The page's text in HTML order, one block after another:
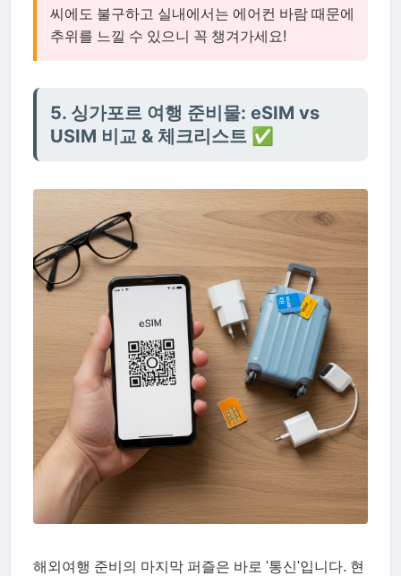
씨에도 불구하고 실내에서는 에어컨 바람 때문에
추위를 느낄 수 있으니 꼭 챙겨가세요!
5. 싱가포르 여행 준비물: eSIM vs
USIM 비교 & 체크리스트 ✅
해외여행 준비의 마지막 퍼즐은 바로 '통신'입니다. 현